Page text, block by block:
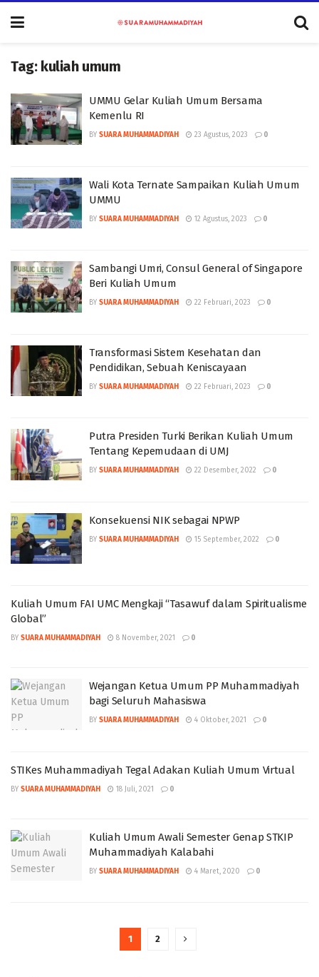
Tag: kuliah umum
UMMU Gelar Kuliah Umum Bersama
Kemenlu RI
BY SUARA MUHAMMADIYAH 23 Agustus, 2023 0
Wali Kota Ternate Sampaikan Kuliah Umum
UMMU
BY SUARA MUHAMMADIYAH 12 Agustus, 2023 0
Sambangi Umri, Consul General of Singapore
Beri Kuliah Umum
BY SUARA MUHAMMADIYAH 22 Februari, 2023 0
Transformasi Sistem Kesehatan dan
Pendidikan, Sebuah Keniscayaan
BY SUARA MUHAMMADIYAH 22 Februari, 2023 0
Putra Presiden Turki Berikan Kuliah Umum
Tentang Kepemudaan di UMJ
BY SUARA MUHAMMADIYAH 22 Desember, 2022 0
Konsekuensi NIK sebagai NPWP
BY SUARA MUHAMMADIYAH 15 September, 2022 0
Kuliah Umum FAI UMC Mengkaji “Tasawuf dalam Spiritualisme
Global”
BY SUARA MUHAMMADIYAH 8 November, 2021 0
Wejangan Ketua Umum PP Muhammadiyah
bagi Seluruh Mahasiswa
BY SUARA MUHAMMADIYAH 4 Oktober, 2021 0
STIKes Muhammadiyah Tegal Adakan Kuliah Umum Virtual
BY SUARA MUHAMMADIYAH 18 Juli, 2021 0
Kuliah Umum Awali Semester Genap STKIP
Muhammadiyah Kalabahi
BY SUARA MUHAMMADIYAH 4 Maret, 2020 0
1 2